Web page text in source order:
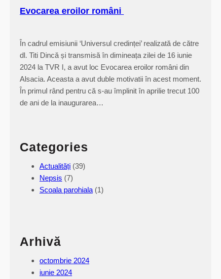
u
a
b
u
r
g
Evocarea eroilor români
În cadrul emisiunii ‘Universul credinței’ realizată de către
dl. Titi Dincă și transmisă în dimineața zilei de 16 iunie
2024 la TVR I, a avut loc Evocarea eroilor români din
Alsacia. Aceasta a avut duble motivatii în acest moment.
În primul rând pentru că s-au împlinit în aprilie trecut 100
de ani de la inaugurarea…
Categories
Actualități (39)
Nepsis (7)
Scoala parohiala (1)
Arhivă
octombrie 2024
iunie 2024